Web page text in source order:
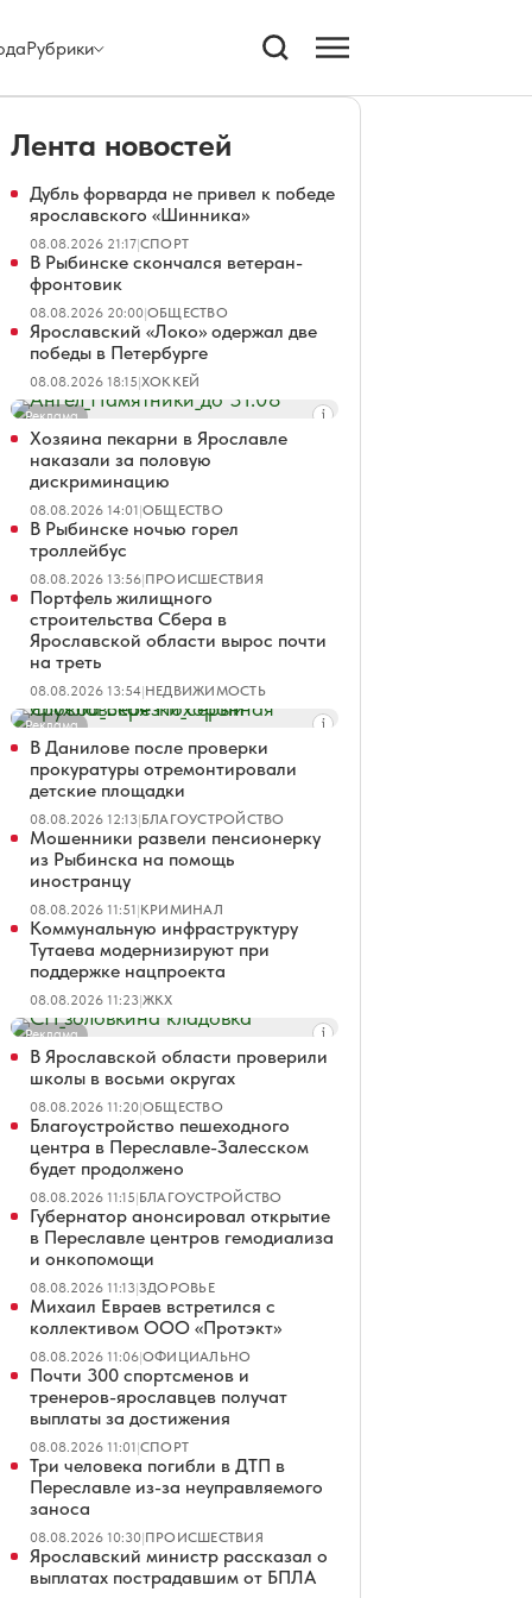
Рубрики
Лента новостей
Дубль форварда не привел к победе
ярославского «Шинника»
08.08.2026 21:17|СПОРТ
В Рыбинске скончался ветеран-
фронтовик
08.08.2026 20:00|ОБЩЕСТВО
Ярославский «Локо» одержал две
победы в Петербурге
08.08.2026 18:15|ХОККЕЙ
Реклама
Хозяина пекарни в Ярославле
наказали за половую
дискриминацию
08.08.2026 14:01|ОБЩЕСТВО
В Рыбинске ночью горел
троллейбус
08.08.2026 13:56|ПРОИСШЕСТВИЯ
Портфель жилищного
строительства Сбера в
Ярославской области вырос почти
на треть
08.08.2026 13:54|НЕДВИЖИМОСТЬ
Реклама
В Данилове после проверки
прокуратуры отремонтировали
детские площадки
08.08.2026 12:13|БЛАГОУСТРОЙСТВО
Мошенники развели пенсионерку
из Рыбинска на помощь
иностранцу
08.08.2026 11:51|КРИМИНАЛ
Коммунальную инфраструктуру
Тутаева модернизируют при
поддержке нацпроекта
08.08.2026 11:23|ЖКХ
Реклама
В Ярославской области проверили
школы в восьми округах
08.08.2026 11:20|ОБЩЕСТВО
Благоустройство пешеходного
центра в Переславле-Залесском
будет продолжено
08.08.2026 11:15|БЛАГОУСТРОЙСТВО
Губернатор анонсировал открытие
в Переславле центров гемодиализа
и онкопомощи
08.08.2026 11:13|ЗДОРОВЬЕ
Михаил Евраев встретился с
коллективом ООО «Протэкт»
08.08.2026 11:06|ОФИЦИАЛЬНО
Почти 300 спортсменов и
тренеров-ярославцев получат
выплаты за достижения
08.08.2026 11:01|СПОРТ
Три человека погибли в ДТП в
Переславле из-за неуправляемого
заноса
08.08.2026 10:30|ПРОИСШЕСТВИЯ
Ярославский министр рассказал о
выплатах пострадавшим от БПЛА